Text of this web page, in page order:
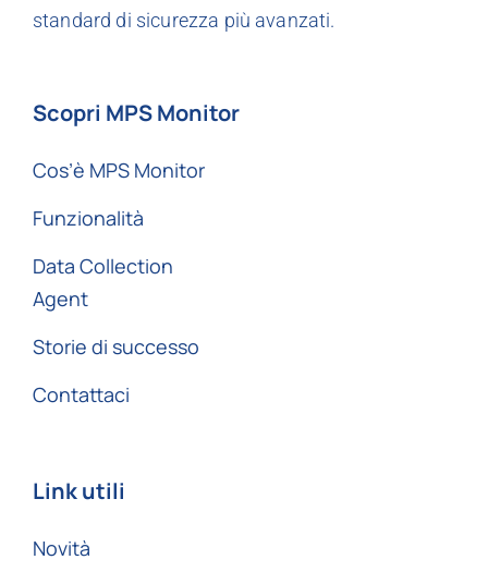
standard di sicurezza più avanzati.
Scopri MPS Monitor
Cos’è MPS Monitor
Funzionalità
Data Collection
Agent
Storie di successo
Contattaci
Link utili
Novità